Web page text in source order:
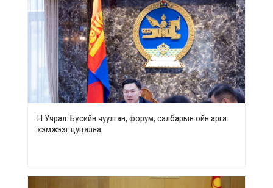
Н.Учрал: Бүсийн чуулган, форум, салбарын ойн арга
хэмжээг цуцална